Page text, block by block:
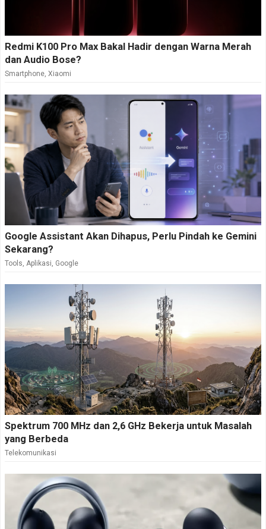
Redmi K100 Pro Max Bakal Hadir dengan Warna Merah
dan Audio Bose?
Smartphone Xiaomi
Google Assistant Akan Dihapus, Perlu Pindah ke Gemini
Sekarang?
Tools Aplikasi Google
Spektrum 700 MHz dan 2,6 GHz Bekerja untuk Masalah
yang Berbeda
Telekomunikasi